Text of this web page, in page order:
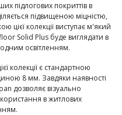
підлогових покриттів в
підвищеною міцністю,
цієї колекції виступає м'який
Solid Plus буде виглядати в
освітленням.
колекції є стандартною
8 мм. Завдяки наявності
дозволяє візуально
в житлових